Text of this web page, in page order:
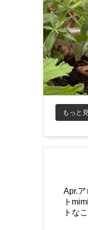
もっと
Apr.
ト
トな